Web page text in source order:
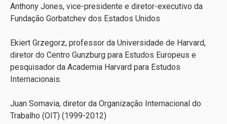
Anthony Jones, vice-presidente e diretor-executivo da
Fundação Gorbatchev dos Estados Unidos
Ekiert Grzegorz, professor da Universidade de Harvard,
diretor do Centro Gunzburg para Estudos Europeus e
pesquisador da Academia Harvard para Estudos
Internacionais.
Juan Somavia, diretor da Organização Internacional do
Trabalho (OIT) (1999-2012)